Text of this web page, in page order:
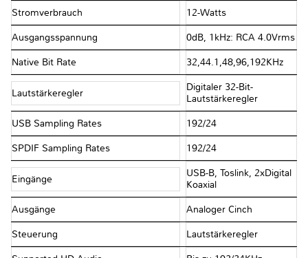
Stromverbrauch 12-Watts
Ausgangsspannung 0dB, 1kHz: RCA 4.0Vrms
Native Bit Rate 32,44.1,48,96,192KHz
Lautstärkeregler
Digitaler 32-Bit-
Lautstärkeregler
USB Sampling Rates 192/24
SPDIF Sampling Rates 192/24
Eingänge
USB-B, Toslink, 2xDigital
Koaxial
Ausgänge Analoger Cinch
Steuerung Lautstärkeregler